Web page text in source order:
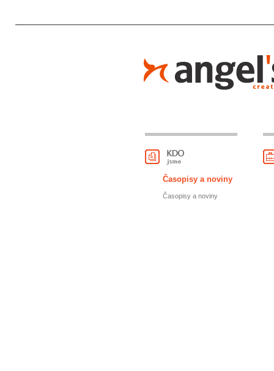
Časopisy a noviny
Časopisy a noviny